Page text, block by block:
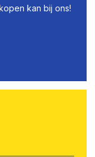
kan bij ons!